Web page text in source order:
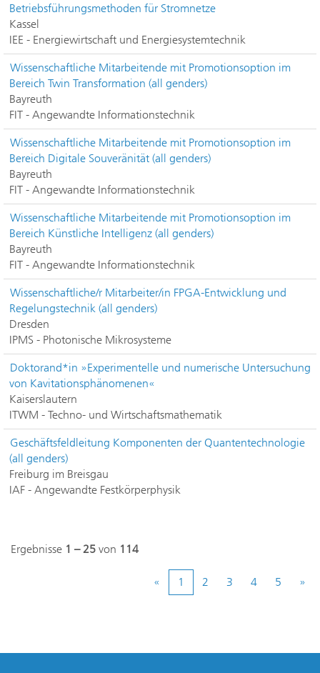
Betriebsführungsmethoden für Stromnetze
Kassel
IEE - Energiewirtschaft und Energiesystemtechnik
Wissenschaftliche Mitarbeitende mit Promotionsoption im
Bereich Twin Transformation (all genders)
Bayreuth
FIT - Angewandte Informationstechnik
Wissenschaftliche Mitarbeitende mit Promotionsoption im
Bereich Digitale Souveränität (all genders)
Bayreuth
FIT - Angewandte Informationstechnik
Wissenschaftliche Mitarbeitende mit Promotionsoption im
Bereich Künstliche Intelligenz (all genders)
Bayreuth
FIT - Angewandte Informationstechnik
Wissenschaftliche/r Mitarbeiter/in FPGA-Entwicklung und
Regelungstechnik (all genders)
Dresden
IPMS - Photonische Mikrosysteme
Doktorand*in »Experimentelle und numerische Untersuchung
von Kavitationsphänomenen«
Kaiserslautern
ITWM - Techno- und Wirtschaftsmathematik
Geschäftsfeldleitung Komponenten der Quantentechnologie
(all genders)
Freiburg im Breisgau
IAF - Angewandte Festkörperphysik
Ergebnisse 1 – 25 von 114
« 1 2 3 4 5 »